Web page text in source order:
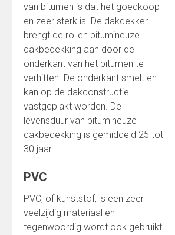
van bitumen is dat het goedkoop
en zeer sterk is. De dakdekker
brengt de rollen bitumineuze
dakbedekking aan door de
onderkant van het bitumen te
verhitten. De onderkant smelt en
kan op de dakconstructie
vastgeplakt worden. De
levensduur van bitumineuze
dakbedekking is gemiddeld 25 tot
30 jaar.
PVC
PVC, of kunststof, is een zeer
veelzijdig materiaal en
tegenwoordig wordt ook gebruikt